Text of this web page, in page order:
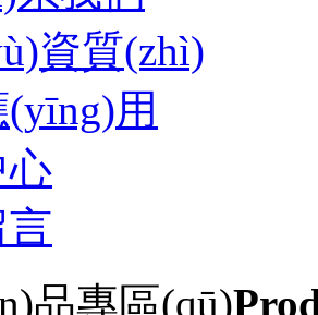
資質(zhì)
用
心
品專區(qū)